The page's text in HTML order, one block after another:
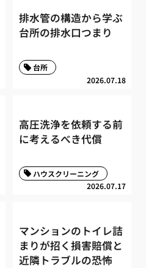
排水管の構造から学ぶ
台所の排水口つまり
2026.07.18
台所
高圧洗浄を依頼する前
に考えるべき代償
2026.07.17
ハウスクリーニング
マンションのトイレ詰
まりが招く損害賠償と
近隣トラブルの恐怖